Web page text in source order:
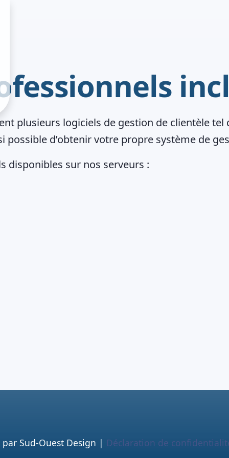
plusieurs logiciels de gestion de clientèle tel
possible d’obtenir votre propre système de
disponibles sur nos serveurs :
Sud-Ouest Design | Déclaration de